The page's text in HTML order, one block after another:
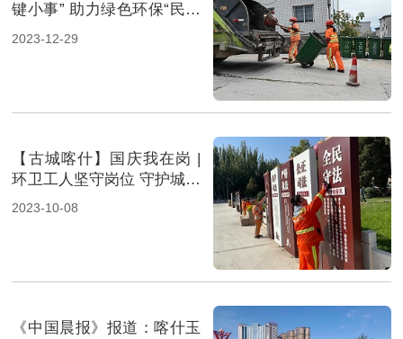
键小事” 助力绿色环保“民生
大事”
2023-12-29
【古城喀什】国庆我在岗 |
环卫工人坚守岗位 守护城市
靓丽风景
2023-10-08
《中国晨报》报道：喀什玉